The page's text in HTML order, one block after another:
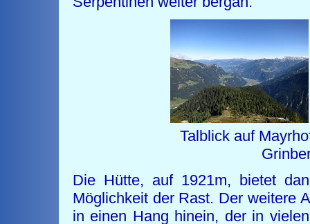
Talblick auf
Die Hütte, auf 1921m, bietet
Möglichkeit der Rast. Der weitere
in einen Hang hinein, der in